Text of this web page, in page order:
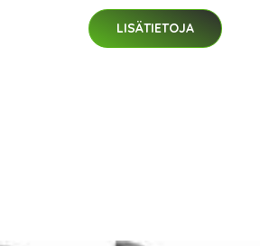
LISÄTIETOJA